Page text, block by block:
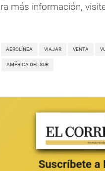
más información,
AEROLÍNEA VIAJAR VENTA
AMÉRICA DEL SUR